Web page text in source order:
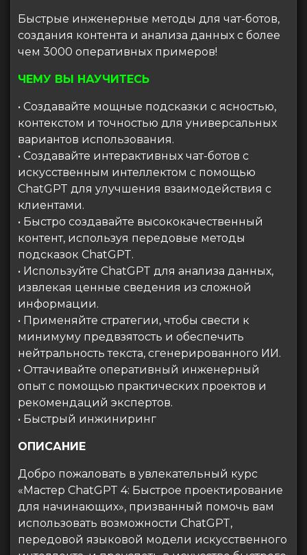
Быстрые инженерные методы для чат-ботов,
создания контента и анализа данных с более
чем 3000 оперативных примеров!
ЧЕМУ ВЫ НАУЧИТЕСЬ
• Создавайте мощные подсказки с ясностью,
контекстом и точностью для универсальных
вариантов использования.
• Создавайте интерактивных чат-ботов с
искусственным интеллектом с помощью
ChatGPT для улучшения взаимодействия с
клиентами.
• Быстро создавайте высококачественный
контент, используя передовые методы
подсказок ChatGPT.
• Используйте ChatGPT для анализа данных,
извлекая ценные сведения из сложной
информации.
• Применяйте стратегии, чтобы свести к
минимуму предвзятость и обеспечить
нейтральность текста, сгенерированного ИИ.
• Оттачивайте оперативный инженерный
опыт с помощью практических проектов и
рекомендаций экспертов.
• Быстрый инжиниринг
ОПИСАНИЕ
Добро пожаловать в увлекательный курс
«Мастер ChatGPT 4: Быстрое проектирование
для начинающих», призванный помочь вам
использовать возможности ChatGPT,
передовой языковой модели искусственного